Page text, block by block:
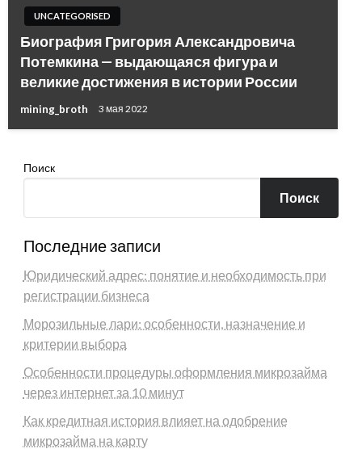
UNCATEGORISED
Биография Григория Александровича
Потемкина — выдающаяся фигура и
великие достижения в истории России
mining_broth 3 мая 2022
Поиск
Поиск
Последние записи
Юридический адрес: понятие и необходимость при
регистрации бизнеса
Морозильные лари: особенности, назначение и
критерии выбора
Особенности процедуры оформления микрозайма
через интернет за 10 минут
Как кредитная история влияет на одобрение
микрозайма на карту